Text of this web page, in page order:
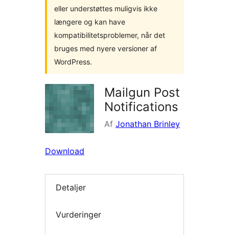
eller understøttes muligvis ikke
længere og kan have
kompatibilitetsproblemer, når det
bruges med nyere versioner af
WordPress.
Mailgun Post
Notifications
Af Jonathan Brinley
Download
Detaljer
Vurderinger